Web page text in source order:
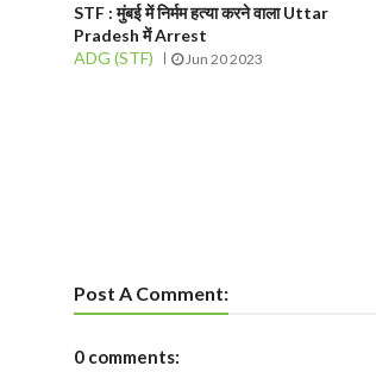
STF : मुंबई में निर्मम हत्या करने वाला Uttar
Pradesh में Arrest
ADG (STF)
Jun 20 2023
Post A Comment:
0 comments: